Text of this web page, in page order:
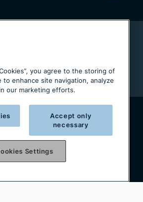
& service
till installation
2025 J&B Maskinteknik AB
556490-2996
you agree to the storing of
to enhance site navigation, analyze
our marketing efforts.
Accept only
necessary
Settings